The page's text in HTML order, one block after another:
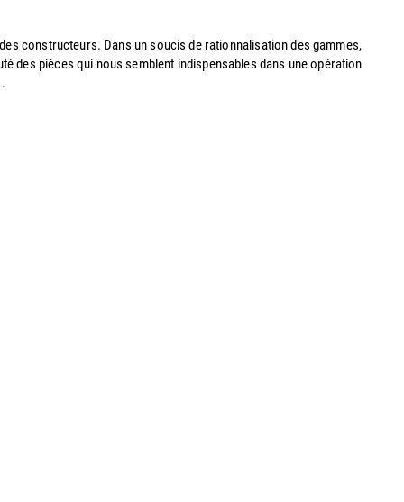
constructeurs. Dans un soucis de rationnalisation des gammes,
des pièces qui nous semblent indispensables dans une opération